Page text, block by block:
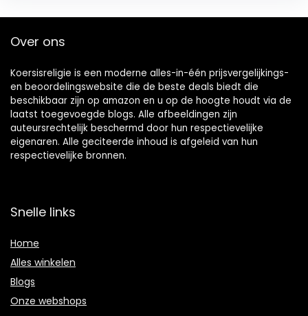
Over ons
Koersisreligie is een moderne alles-in-één prijsvergelijkings-
en beoordelingswebsite die de beste deals biedt die
beschikbaar zijn op amazon en u op de hoogte houdt via de
laatst toegevoegde blogs. Alle afbeeldingen zijn
auteursrechtelijk beschermd door hun respectievelijke
eigenaren. Alle geciteerde inhoud is afgeleid van hun
respectievelijke bronnen.
Snelle links
Home
Alles winkelen
Blogs
Onze webshops